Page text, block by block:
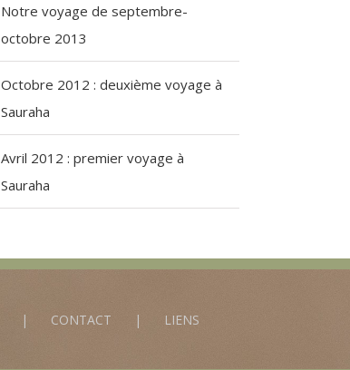
Notre voyage de septembre-
octobre 2013
Octobre 2012 : deuxième voyage à
Sauraha
Avril 2012 : premier voyage à
Sauraha
CONTACT LIENS